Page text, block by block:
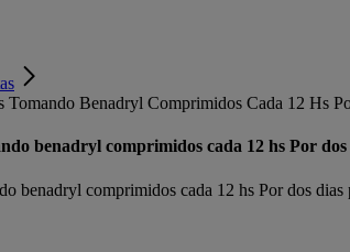
Tomando Benadryl Comprimidos Cada 12 Hs
benadryl comprimidos cada 12 hs Por
benadryl comprimidos cada 12 hs Por dos